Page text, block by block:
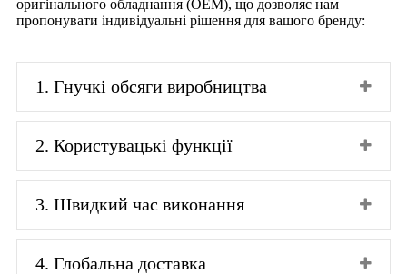
оригінального обладнання (OEM), що дозволяє нам
пропонувати індивідуальні рішення для вашого бренду:
1. Гнучкі обсяги виробництва
2. Користувацькі функції
3. Швидкий час виконання
4. Глобальна доставка